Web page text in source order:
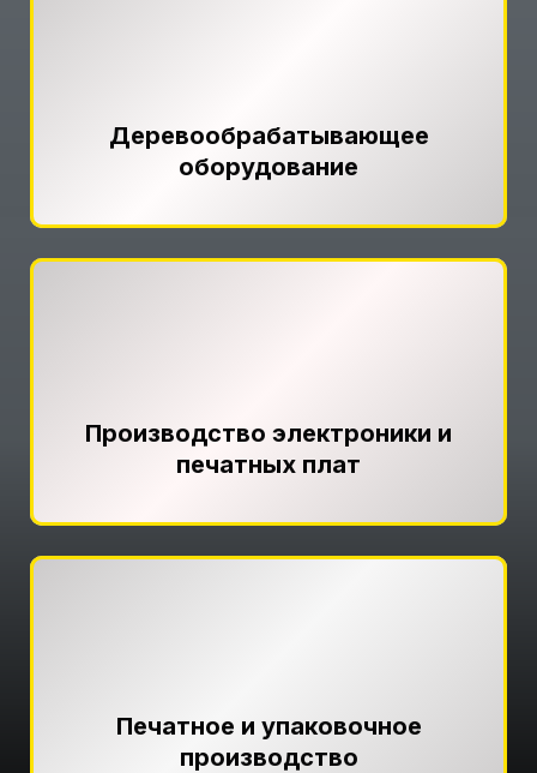
Деревообрабатывающее
оборудование
Производство электроники и
печатных плат
Печатное и упаковочное
производство